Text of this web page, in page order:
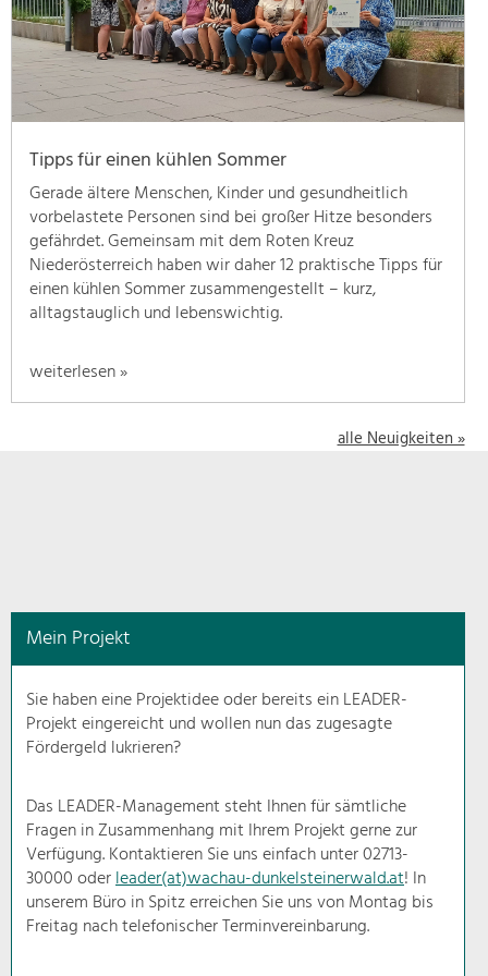
geben
wir
hier
eine
Übersicht
unsere
Themenschwerpunkte.
Für
mehr
Informationen
einfach
das
schon
Natur- &
Landschaftsschutz
Pflege, Regulierung und
Weiterentwicklung.
Ortsbild, Baukultur und nachhaltiges
Siedlungswesen.
Land- & Forstwirtschaft
Bewirtschaftung und Pflege der
Kulturlandschaft.
Tipps für einen kühlen Sommer
Gerade ältere Menschen, Kinder und gesundheitlich
vorbelastete Personen sind bei großer Hitze besonders
gefährdet. Gemeinsam mit dem Roten Kreuz
Niederösterreich haben wir daher 12 praktische Tipps für
einen kühlen Sommer zusammengestellt – kurz,
alltagstauglich und lebenswichtig.
weiterlesen »
alle Neuigkeiten »
Mein Projekt
Sie haben eine Projektidee oder bereits ein LEADER-
Projekt eingereicht und wollen nun das zugesagte
Fördergeld lukrieren?
Das LEADER-Management steht Ihnen für sämtliche
Fragen in Zusammenhang mit Ihrem Projekt gerne zur
Verfügung. Kontaktieren Sie uns einfach unter 02713-
30000 oderleader(at)wachau-dunkelsteinerwald.at! In
unserem Büro in Spitz erreichen Sie uns von Montag bis
Freitag nach telefonischer Terminvereinbarung.